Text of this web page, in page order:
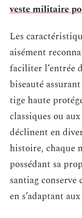
veste militaire
Les
aisément
faciliter l’entrée
biseauté
tige haute
classiques ou
déclinent en
histoire, chaque
possédant sa
santiag
en s’adaptant